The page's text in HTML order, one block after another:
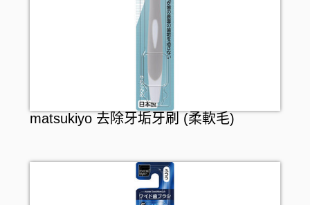
matsukiyo 去除牙垢牙刷 (柔軟毛)